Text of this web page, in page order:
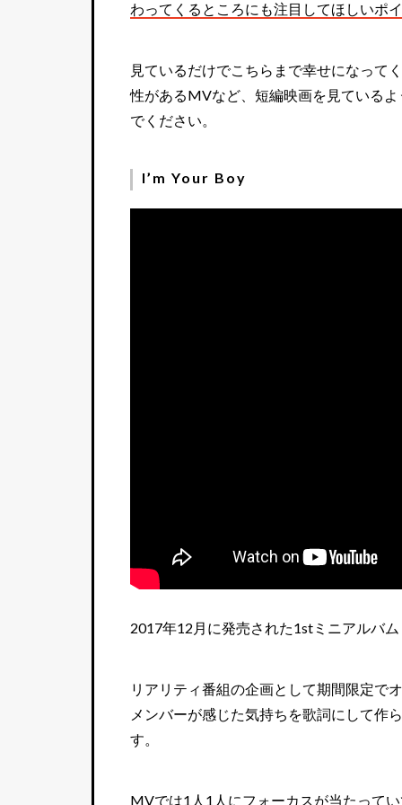
わってくるところにも注目してほしいポ
見ているだけでこちらまで幸せになって
性があるMVなど、短編映画を見ている
でください。
I’m Your Boy
2017年12月に発売された1stミニアルバム
リアリティ番組の企画として期間限定で
メンバーが感じた気持ちを歌詞にして作
す。
MVでは1人1人にフォーカスが当たって